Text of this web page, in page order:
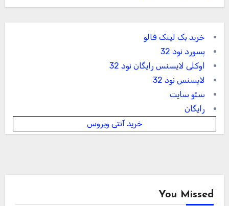
خرید بک لینک فالو
پسورد نود 32
اوکلی لایسنس رایگان نود 32
لایسنس نود 32
سئو سایت
رایگان
خرید آنتی ویروس
You Missed